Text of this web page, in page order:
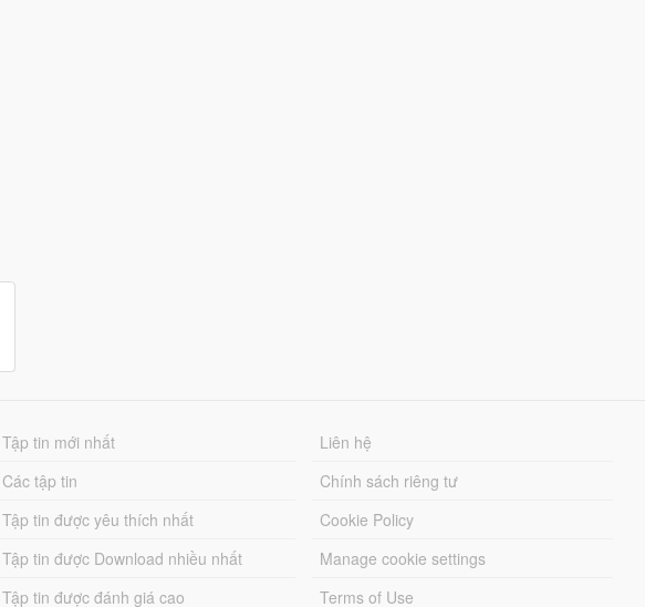
Tập tin mới nhất
Các tập tin
Tập tin được yêu thích nhất
Tập tin được Download nhiều nhất
Tập tin được đánh giá cao
Liên hệ
Chính sách riêng tư
Cookie Policy
Manage cookie settings
Terms of Use